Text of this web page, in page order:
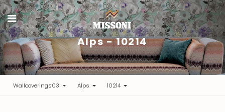
Alps - 10214
Wallcoverings03 Alps 10214